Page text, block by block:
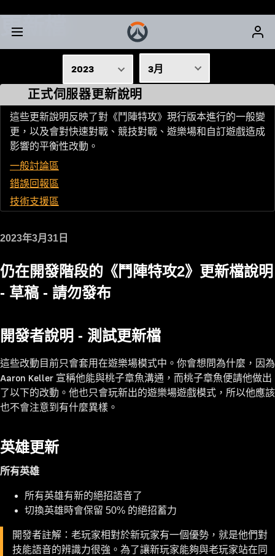
更新檔
2023
2026
2025
2024
2018
2017
3月
2月
8月
11月
12月
2023年3月31日
仍在開發階段的《鬥陣特攻2》更新檔說明
- 草稿 - 請勿發布
開發者說明 - 測試更新檔
這些改動目前只會套用在遊樂場模式中。你會想問為什麼，因為
Aaron Keller 宣稱他能與桃子章魚溝通，而桃子章魚便請他做出
了以下的改動。他也只會玩新出的遊樂場遊戲模式，所以他應該
也不會注意到有什麼異樣。
英雄更新
所有英雄
所有英雄有新的絕招語音了
切換英雄時會保留 50% 的絕招蓄力
開發者註解：老玩家相對於新玩家有一個優勢，就是他們對
技能語音的辨識力很強。為了讓新玩家能夠與老玩家站在同
正式伺服器更新說明
這些更新說明反映了對《鬥陣特攻》現行版本進行的一般變
更，以及會對快速對戰、競技對戰、遊樂場和自訂遊戲造成
影響的平衡性改動。
一般討論區
錯誤回報區
技術支援區